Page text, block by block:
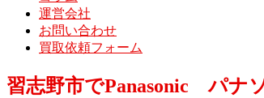
運営会社
お問い合わせ
買取依頼フォーム
習志野市でPanasonic パナ